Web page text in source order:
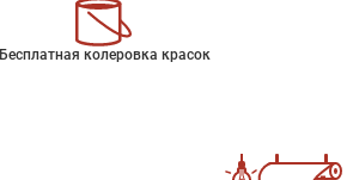
Бесплатная колеровка красок